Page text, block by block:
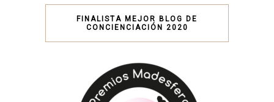
FINALISTA MEJOR BLOG DE
CONCIENCIACIÓN 2020